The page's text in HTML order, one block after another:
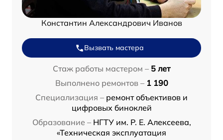
Константин Александрович Иванов
Вызвать мастера
Стаж работы мастером – 5 лет
Выполнено ремонтов – 1 190
Специализация – ремонт объективов и
цифровых биноклей
Образование – НГТУ им. Р. Е. Алексеева,
«Техническая эксплуатация